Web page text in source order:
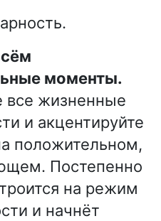
моменты.
все жизненные
и акцентируйте
положительном,
Постепенно
на режим
и начнёт